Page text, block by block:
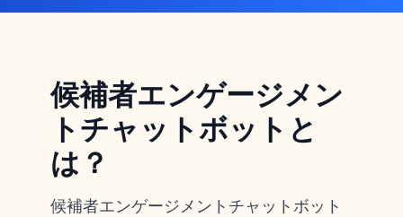
候補者エンゲージメン
トチャットボットと
は？
候補者エンゲージメントチャットボット